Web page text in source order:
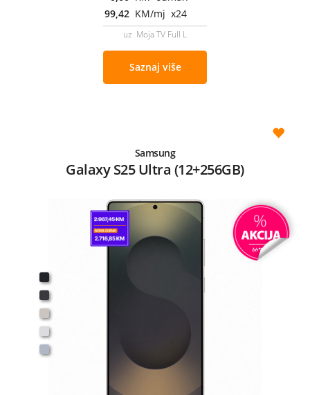
99,42 KM/mj x24
uz Moja TV Full L
Saznaj više
Samsung
Galaxy S25 Ultra (12+256GB)